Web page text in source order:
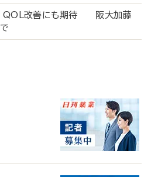
、QOL改善にも期待 阪大加藤